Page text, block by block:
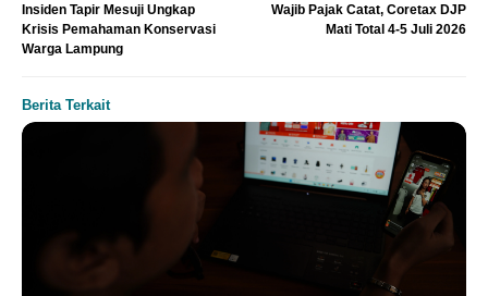
Insiden Tapir Mesuji Ungkap
Krisis Pemahaman Konservasi
Warga Lampung
Wajib Pajak Catat, Coretax DJP
Mati Total 4-5 Juli 2026
Berita Terkait